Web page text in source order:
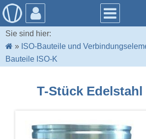
Sie sind hier:
» ISO-Bauteile und
Bauteile ISO-K
T-Stück Edelstahl